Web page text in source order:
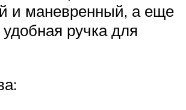
и маневренный, а еще
удобная ручка для